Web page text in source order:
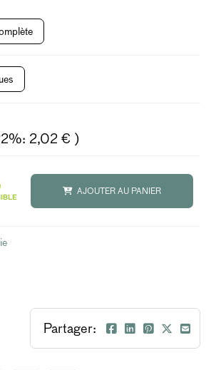
2,02 € )
AJOUTER AU PANIER
Partager: